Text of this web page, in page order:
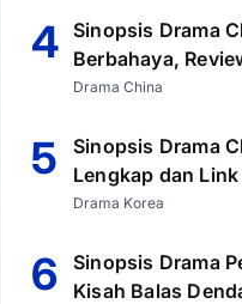
4 Sinopsis Drama
Berbahaya,
Drama China
5
Sinopsis Drama
Lengkap dan
Drama Korea
6
Sinopsis Drama
Kisah Balas